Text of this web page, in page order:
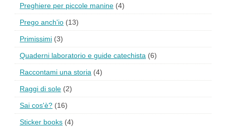
Preghiere per piccole manine (4)
Prego anch'io (13)
Primissimi (3)
Quaderni laboratorio e guide catechista (6)
Raccontami una storia (4)
Raggi di sole (2)
Sai cos'è? (16)
Sticker books (4)